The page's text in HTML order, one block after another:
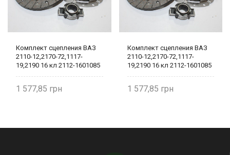
Комплект сцепления ВАЗ
2110-12,2170-72,1117-
19,2190 16 кл 2112-1601085
1 577,85
Комплект сцепления ВАЗ
2110-12,2170-72,1117-
19,2190 16 кл 2112-1601085
1 577,85